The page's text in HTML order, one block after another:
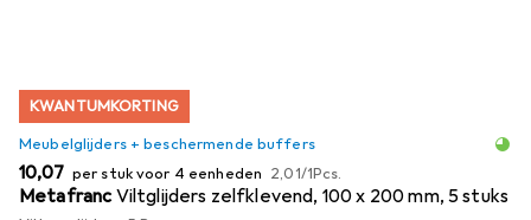
KWANTUMKORTING
Meubelglijders + beschermende buffers
EUR
10,07 per stuk voor 4 eenheden EUR
2,01/1Pcs.
MetafrancViltglijders zelfklevend, 100 x 200 mm, 5 stuks